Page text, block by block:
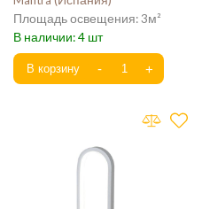
3
4